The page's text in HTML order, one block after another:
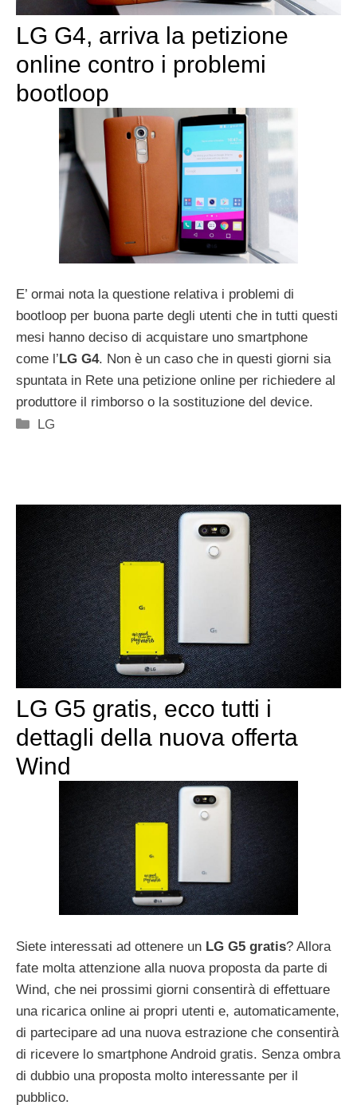
LG G4, arriva la petizione
online contro i problemi
bootloop
E’ ormai nota la questione relativa i problemi di
bootloop per buona parte degli utenti che in tutti questi
mesi hanno deciso di acquistare uno smartphone
come l’LG G4. Non è un caso che in questi giorni sia
spuntata in Rete una petizione online per richiedere al
produttore il rimborso o la sostituzione del device.
Categorie
LG
LG G5 gratis, ecco tutti i
dettagli della nuova offerta
Wind
Siete interessati ad ottenere un LG G5 gratis? Allora
fate molta attenzione alla nuova proposta da parte di
Wind, che nei prossimi giorni consentirà di effettuare
una ricarica online ai propri utenti e, automaticamente,
di partecipare ad una nuova estrazione che consentirà
di ricevere lo smartphone Android gratis. Senza ombra
di dubbio una proposta molto interessante per il
pubblico.